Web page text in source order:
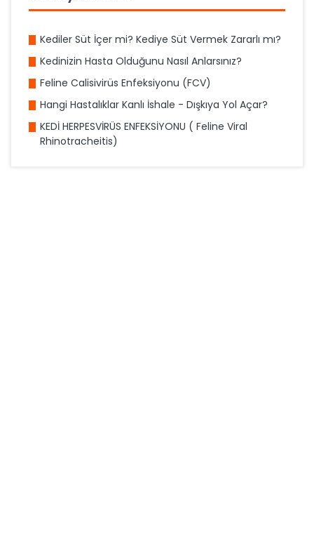
Kediler Süt İçer mi? Kediye Süt Vermek Zararlı mı?
Kedinizin Hasta Olduğunu Nasıl Anlarsınız?
Feline Calisivirüs Enfeksiyonu (FCV)
Hangi Hastalıklar Kanlı İshale - Dışkıya Yol Açar?
KEDİ HERPESVİRÜS ENFEKSİYONU ( Feline Viral
Rhinotracheitis)